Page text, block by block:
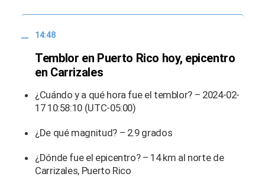
14:48
Temblor en Puerto Rico hoy, epicentro
en Carrizales
¿Cuándo y a qué hora fue el temblor? – 2024-02-
17 10:58:10 (UTC-05:00)
¿De qué magnitud? – 2.9 grados
¿Dónde fue el epicentro? – 14 km al norte de
Carrizales, Puerto Rico